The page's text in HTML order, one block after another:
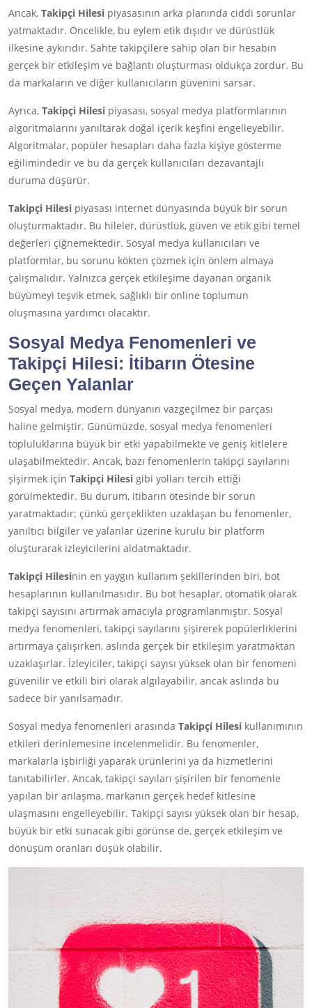
Ancak, Takipçi Hilesi piyasasının arka planında ciddi sorunlar
yatmaktadır. Öncelikle, bu eylem etik dışıdır ve dürüstlük
ilkesine aykırıdır. Sahte takipçilere sahip olan bir hesabın
gerçek bir etkileşim ve bağlantı oluşturması oldukça zordur. Bu
da markaların ve diğer kullanıcıların güvenini sarsar.
Ayrıca, Takipçi Hilesi piyasası, sosyal medya platformlarının
algoritmalarını yanıltarak doğal içerik keşfini engelleyebilir.
Algoritmalar, popüler hesapları daha fazla kişiye gösterme
eğilimindedir ve bu da gerçek kullanıcıları dezavantajlı
duruma düşürür.
Takipçi Hilesi piyasası internet dünyasında büyük bir sorun
oluşturmaktadır. Bu hileler, dürüstlük, güven ve etik gibi temel
değerleri çiğnemektedir. Sosyal medya kullanıcıları ve
platformlar, bu sorunu kökten çözmek için önlem almaya
çalışmalıdır. Yalnızca gerçek etkileşime dayanan organik
büyümeyi teşvik etmek, sağlıklı bir online toplumun
oluşmasına yardımcı olacaktır.
Sosyal Medya Fenomenleri ve
Takipçi Hilesi: İtibarın Ötesine
Geçen Yalanlar
Sosyal medya, modern dünyanın vazgeçilmez bir parçası
haline gelmiştir. Günümüzde, sosyal medya fenomenleri
topluluklarına büyük bir etki yapabilmekte ve geniş kitlelere
ulaşabilmektedir. Ancak, bazı fenomenlerin takipçi sayılarını
şişirmek için Takipçi Hilesi gibi yolları tercih ettiği
görülmektedir. Bu durum, itibarın ötesinde bir sorun
yaratmaktadır; çünkü gerçeklikten uzaklaşan bu fenomenler,
yanıltıcı bilgiler ve yalanlar üzerine kurulu bir platform
oluşturarak izleyicilerini aldatmaktadır.
Takipçi Hilesinin en yaygın kullanım şekillerinden biri, bot
hesaplarının kullanılmasıdır. Bu bot hesaplar, otomatik olarak
takipçi sayısını artırmak amacıyla programlanmıştır. Sosyal
medya fenomenleri, takipçi sayılarını şişirerek popülerliklerini
artırmaya çalışırken, aslında gerçek bir etkileşim yaratmaktan
uzaklaşırlar. İzleyiciler, takipçi sayısı yüksek olan bir fenomeni
güvenilir ve etkili biri olarak algılayabilir, ancak aslında bu
sadece bir yanılsamadır.
Sosyal medya fenomenleri arasında Takipçi Hilesi kullanımının
etkileri derinlemesine incelenmelidir. Bu fenomenler,
markalarla işbirliği yaparak ürünlerini ya da hizmetlerini
tanıtabilirler. Ancak, takipçi sayıları şişirilen bir fenomenle
yapılan bir anlaşma, markanın gerçek hedef kitlesine
ulaşmasını engelleyebilir. Takipçi sayısı yüksek olan bir hesap,
büyük bir etki sunacak gibi görünse de, gerçek etkileşim ve
dönüşüm oranları düşük olabilir.